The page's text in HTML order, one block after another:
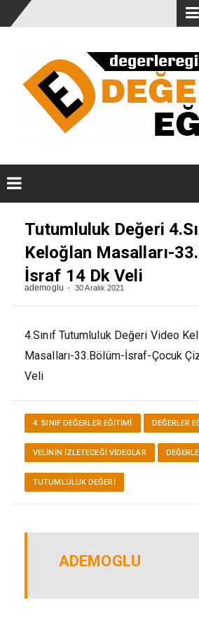
Skip
Tutumluluk Değeri
Keloğlan Masalları-
İsraf 14 Dk Veli
ademoglu 30 Aralık 2021
4.Sınıf Tutumluluk Değeri Video
Masalları-33.Bölüm-İsraf-Çocuk
Veli
4. SINIF DEĞERLER EĞITIMI DEĞERLER
VELININ İZLETECEĞI VIDEOLAR
TUTUMLULUK DEĞERI
ADEMOGLU